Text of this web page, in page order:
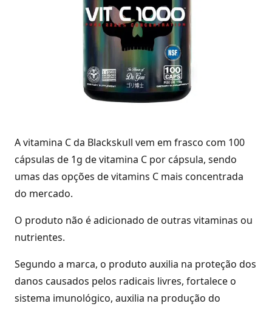
A vitamina C da Blackskull vem em frasco com 100
cápsulas de 1g de vitamina C por cápsula, sendo
umas das opções de vitamins C mais concentrada
do mercado.
O produto não é adicionado de outras vitaminas ou
nutrientes.
Segundo a marca, o produto auxilia na proteção dos
danos causados pelos radicais livres, fortalece o
sistema imunológico, auxilia na produção do